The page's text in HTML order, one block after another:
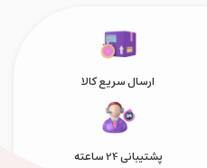
ارسال سریع کالا
پشتیبانی 24 ساعته